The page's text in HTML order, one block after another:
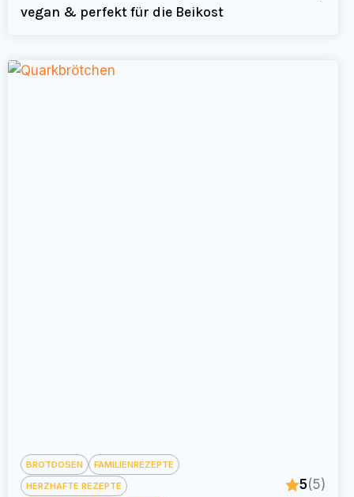
vegan & perfekt für die Beikost
BROTDOSEN
FAMILIENREZEPTE
HERZHAFTE REZEPTE
5(5)